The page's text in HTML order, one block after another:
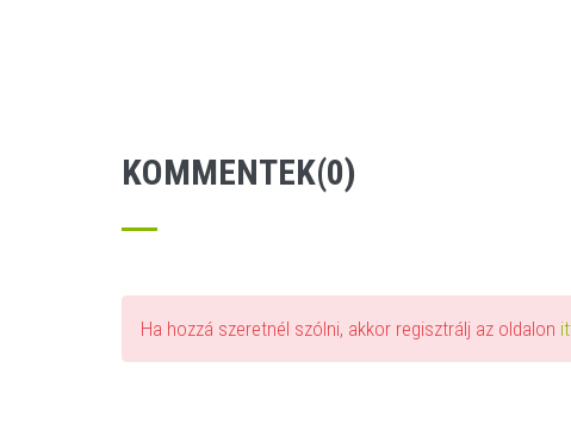
KOMMENTEK(0)
Ha hozzá szeretnél szólni, akkor regisztrálj az oldalon